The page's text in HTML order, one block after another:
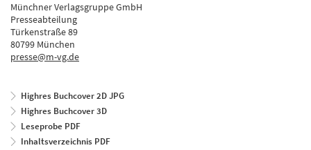
Münchner Verlagsgruppe GmbH
Presseabteilung
Türkenstraße 89
80799 München
presse@m-vg.de
Highres Buchcover 2D JPG
Highres Buchcover 3D
Leseprobe PDF
Inhaltsverzeichnis PDF